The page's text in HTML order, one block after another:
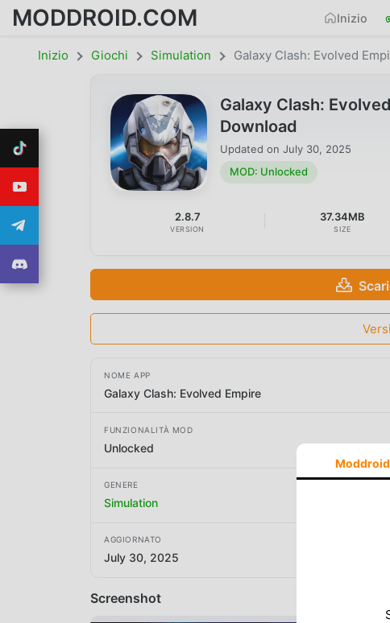
MODDROID.COM Inizio
Inizio Giochi Simulation Galaxy Clash: Evolved
Galaxy Clash:
Download
Updated on July 30, 2025
MOD: Unlocked
2.8.7
VERSION
37.34MB
SIZE
NOME APP
Galaxy Clash: Evolved Empire
FUNZIONALITÀ MOD
Unlocked
GENERE
Simulation
AGGIORNATO
July 30, 2025
Screenshot
Moddroid